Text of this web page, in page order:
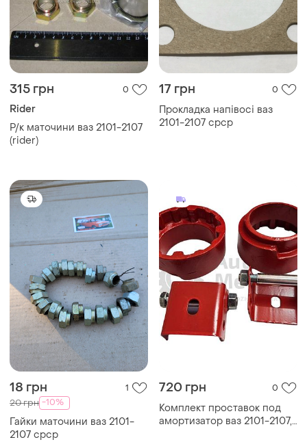
315 грн 0
Rider
Р/к маточини ваз 2101-2107
(rider)
17 грн 0
Прокладка напівосі ваз
2101-2107 срср
18 грн 1
20 грн -10%
Гайки маточини ваз 2101-
2107 срср
720 грн 0
Комплект проставок под
амортизатор ваз 2101-2107,